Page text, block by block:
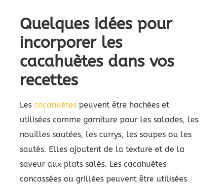
Quelques idées pour
incorporer les
cacahuètes dans vos
recettes
Les cacahuètes peuvent être hachées et
utilisées comme garniture pour les salades, les
nouilles sautées, les currys, les soupes ou les
sautés. Elles ajoutent de la texture et de la
saveur aux plats salés. Les cacahuètes
concassées ou grillées peuvent être utilisées